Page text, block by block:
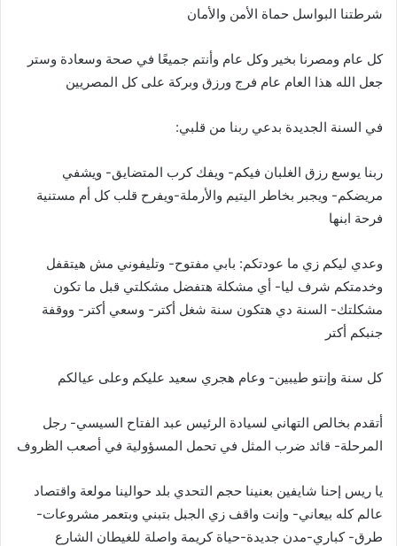
شرطتنا البواسل حماة الأمن والأمان
كل عام ومصرنا بخير وكل عام وأنتم جميعًا في صحة وسعادة وستر
جعل الله هذا العام عام فرج ورزق وبركة على كل المصريين
في السنة الجديدة بدعي ربنا من قلبي:
ربنا يوسع رزق الغلبان فيكم- ويفك كرب المتضايق- ويشفي
مريضكم- ويجبر بخاطر اليتيم والأرملة-ويفرح قلب كل أم مستنية
فرحة ابنها
وعدي ليكم زي ما عودتكم: بابي مفتوح- وتليفوني مش هيتقفل
وخدمتكم شرف ليا- أي مشكلة هتفضل مشكلتي قبل ما تكون
مشكلتك- السنة دي هتكون سنة شغل أكتر- وسعي أكتر- ووقفة
جنبكم أكتر
كل سنة وإنتو طيبين- وعام هجري سعيد عليكم وعلى عيالكم
أتقدم بخالص التهاني لسيادة الرئيس عبد الفتاح السيسي- رجل
المرحلة- قائد ضرب المثل في تحمل المسؤولية في أصعب الظروف
يا ريس إحنا شايفين بعنينا حجم التحدي بلد حوالينا مولعة واقتصاد
عالم كله بيعاني- وإنت واقف زي الجبل بتبني وبتعمر مشروعات-
طرق- كباري-مدن جديدة-حياة كريمة واصلة للغيطان الشارع